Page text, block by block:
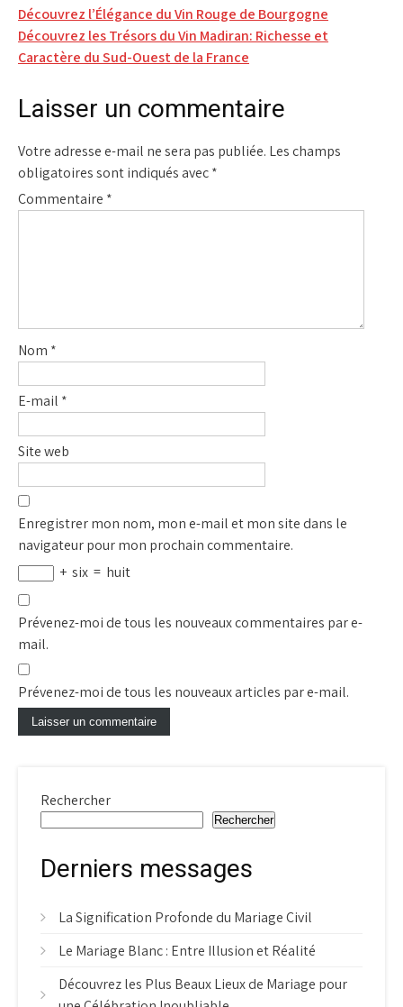
Navigation
de
l’article
Découvrez l’Élégance du Vin Rouge de Bourgogne
Découvrez les Trésors du Vin Madiran: Richesse et
Caractère du Sud-Ouest de la France
Laisser un commentaire
Votre adresse e-mail ne sera pas publiée. Les champs
obligatoires sont indiqués avec*
Commentaire *
Nom *
E-mail *
Site web
Enregistrer mon nom, mon e-mail et mon site dans le
navigateur pour mon prochain commentaire.
+ six = huit
Prévenez-moi de tous les nouveaux commentaires par e-
mail.
Prévenez-moi de tous les nouveaux articles par e-mail.
Rechercher
Rechercher
Derniers messages
La Signification Profonde du Mariage Civil
Le Mariage Blanc : Entre Illusion et Réalité
Découvrez les Plus Beaux Lieux de Mariage pour